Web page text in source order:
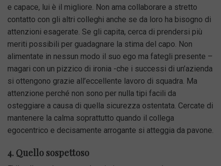
e capace, lui è il migliore. Non ama collaborare a stretto
contatto con gli altri colleghi anche se da loro ha bisogno di
attenzioni esagerate. Se gli capita, cerca di prendersi più
meriti possibili per guadagnare la stima del capo. Non
alimentate in nessun modo il suo ego ma fategli presente –
magari con un pizzico di ironia -che i successi di un’azienda
si ottengono grazie all’eccellente lavoro di squadra. Ma
attenzione perché non sono per nulla tipi facili da
osteggiare a causa di quella sicurezza ostentata. Cercate di
mantenere la calma soprattutto quando il collega
egocentrico e decisamente arrogante si atteggia da pavone.
4. Quello sospettoso